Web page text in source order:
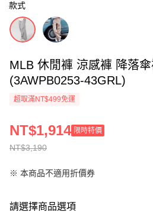
款式
MLB 休閒褲 涼感褲 降落
(3AWPB0253-43GRL)
超取滿NT$499免運
NT$3,190
NT$1,914 限時特價
※ 本商品不適用折價券
請選擇商品選項